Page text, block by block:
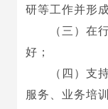
研等工作并形
（三）在
好；
（四）支
服务、业务培